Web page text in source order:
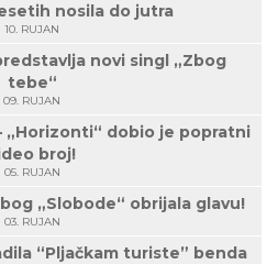
nosila do jutra
10. RUJAN
novi singl „Zbog
tebe“
09. RUJAN
„Horizonti“ dobio je popratni
broj!
05. RUJAN
„Slobode“ obrijala glavu!
03. RUJAN
“Pljačkam turiste” benda